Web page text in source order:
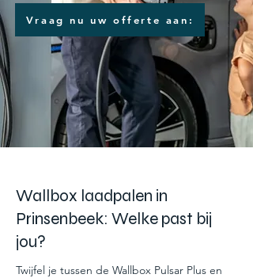
Vraag nu uw offerte aan:
Wallbox laadpalen in
Prinsenbeek: Welke past bij
jou?
Twijfel je tussen de Wallbox Pulsar Plus en